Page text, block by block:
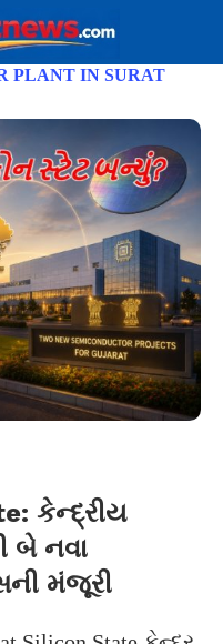
PLANT IN SURAT
કેન્દ્રીય
બે નવા
મંજૂરી